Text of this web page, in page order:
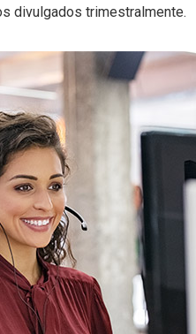
divulgados trimestralmente.